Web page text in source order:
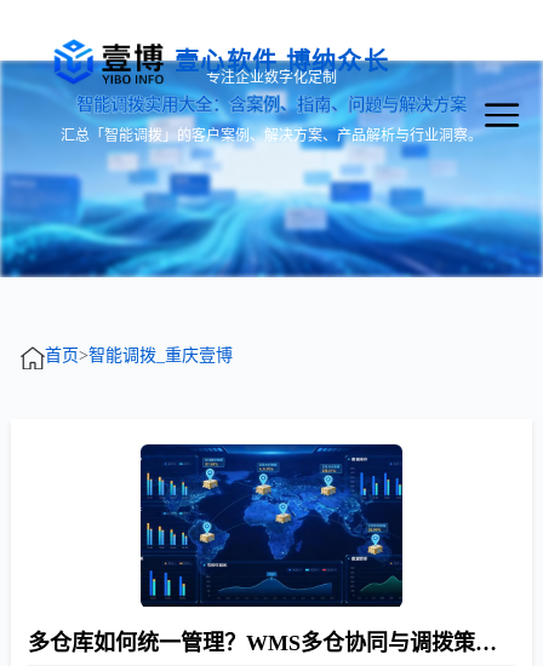
壹心软件 博纳众长
专注企业数字化定制
智能调拨实用大全：含案例、指南、问题与解决方案
汇总「智能调拨」的客户案例、解决方案、产品解析与行业洞察。
首页>智能调拨_重庆壹博
多仓库如何统一管理？WMS多仓协同与调拨策略详解